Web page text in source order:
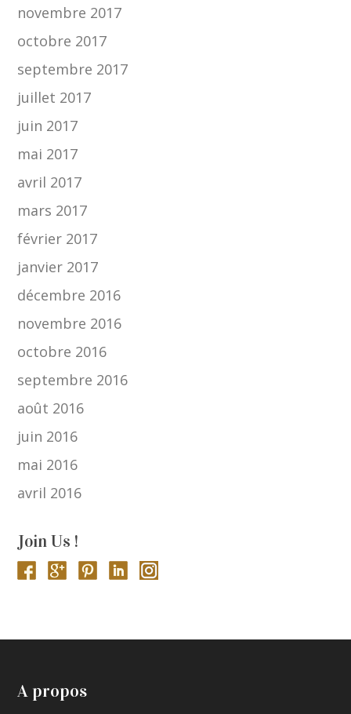
novembre 2017
octobre 2017
septembre 2017
juillet 2017
juin 2017
mai 2017
avril 2017
mars 2017
février 2017
janvier 2017
décembre 2016
novembre 2016
octobre 2016
septembre 2016
août 2016
juin 2016
mai 2016
avril 2016
Join Us !
A propos